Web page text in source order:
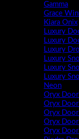
Gamma
Grace
Kiara Onix
Luxury
Luxury
Luxury
Luxury
Luxury
Luxury
Neon
Oryx
Oryx
Oryx
Oryx
Oryx